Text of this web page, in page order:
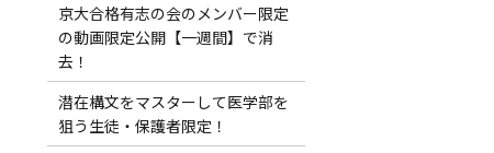
京大合格有志の会のメンバー限定
の動画限定公開【一週間】で消
去！
潜在構文をマスターして医学部を
狙う生徒・保護者限定！